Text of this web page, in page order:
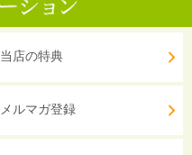
当店の特典
メルマガ登録